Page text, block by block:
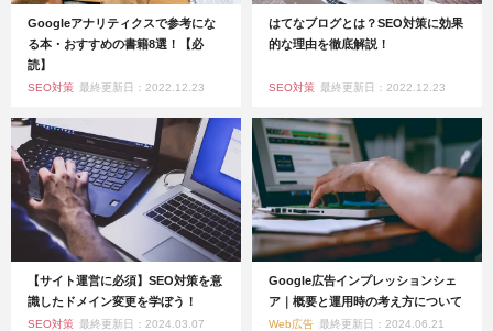
Googleアナリティクスで参考にな
る本・おすすめの書籍8選！【必
読】
SEO対策 最終更新日：2022.12.23
はてなブログとは？SEO対策に効果
的な理由を徹底解説！
SEO対策 最終更新日：2022.12.23
【サイト運営に必須】SEO対策を意
識したドメイン変更を学ぼう！
SEO対策 最終更新日：2024.03.07
Google広告インプレッションシェ
ア｜概要と運用時の考え方について
Web広告 最終更新日：2024.06.21